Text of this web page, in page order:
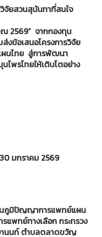
จัยสวนสุนันทาที่สนใจ
ณ 2569” จากกองทุน
ข้อเสนอโครงการวิจัย
นไทย สู่การพัฒนา
ไพรไทยให้เติบโตอย่าง
มกราคม 2569
นภูมิปัญญาการแพทย์แผน
แพทย์ทางเลือก กระทรวง
นนท์ ตำบลตลาดขวัญ